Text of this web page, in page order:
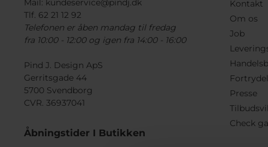
Mail: kundeservice@pindj.dk
Tlf. 62 21 12 92
Telefonen er åben mandag til fredag
fra 10:00 - 12:00 og igen fra 14:00 - 16:00
Pind J. Design ApS
Gerritsgade 44
5700 Svendborg
CVR. 36937041
Åbningstider I Butikken
Kontakt
Om os
Job
Presse
Check